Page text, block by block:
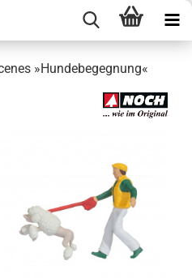
»Hundebegegnung«